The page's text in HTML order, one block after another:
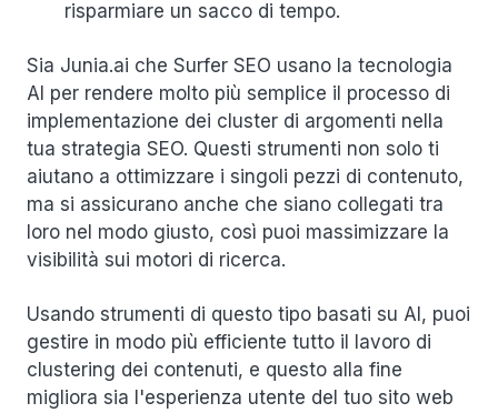
risparmiare un sacco di tempo.
Sia Junia.ai che Surfer SEO usano la tecnologia
AI per rendere molto più semplice il processo di
implementazione dei cluster di argomenti nella
tua strategia SEO. Questi strumenti non solo ti
aiutano a ottimizzare i singoli pezzi di contenuto,
ma si assicurano anche che siano collegati tra
loro nel modo giusto, così puoi massimizzare la
visibilità sui motori di ricerca.
Usando strumenti di questo tipo basati su AI, puoi
gestire in modo più efficiente tutto il lavoro di
clustering dei contenuti, e questo alla fine
migliora sia l'esperienza utente del tuo sito web